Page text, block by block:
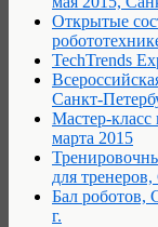
Открытые
TechTrends
Санкт-
Мастер-класс
марта 2015
для
Бал роботов,
г.